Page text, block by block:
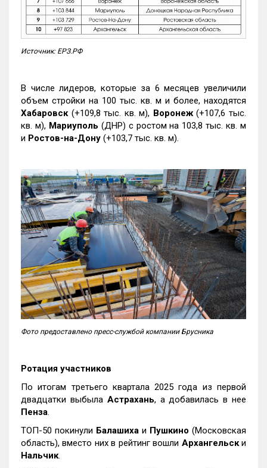
Источник: ЕРЗ.РФ
В числе лидеров, которые за 6 месяцев увеличили
объем стройки на 100 тыс. кв. м и более, находятся
Хабаровск (+109,8 тыс. кв. м), Воронеж(+107,6 тыс.
кв. м), Мариуполь (ДНР) с ростом на 103,8 тыс. кв. м
и Ростов-на-Дону (+103,7 тыс. кв. м).
Фото предоставлено пресс-службой компании Брусника
Ротация участников
По итогам третьего квартала 2025 года из первой
двадцатки выбыла Астрахань, а добавилась в нее
Пенза.
ТОП-50 покинули Балашиха и Пушкино (Московская
область), вместо них в рейтинг вошли Архангельски
Нальчик.